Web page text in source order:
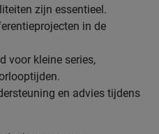
zijn essentieel.
in de
voor kleine series,
en advies tijdens